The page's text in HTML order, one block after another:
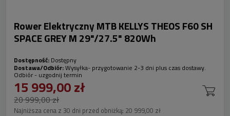
Rower Elektryczny MTB KELLYS THEOS F60 SH
SPACE GREY M 29"/27.5" 820Wh
Dostępność: Dostępny
Dostawa/Odbiór:Wysyłka- przygotowanie 2-3 dni plus czas dostawy.
Odbiór - uzgodnij termin
15 999,00 zł
20 999,00 zł
Najniższa cena z 30 dni przed obniżką: 20 999,00 zł